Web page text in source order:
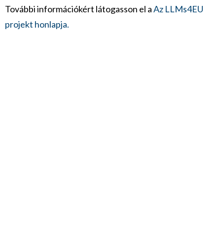
További információkért látogasson el aAz LLMs4EU
projekt honlapja.